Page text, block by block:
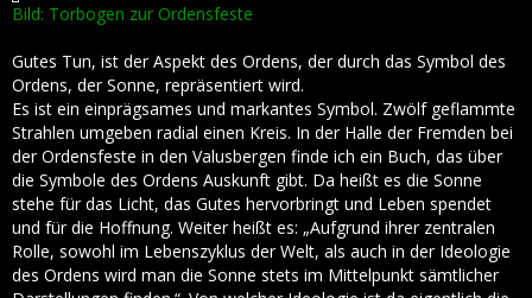
Bild: Torbogen zur Ordensfeste
Gutes Tun, ist der Aspekt des Ordens, der durch das Symbol des
Ordens, der Sonne, repräsentiert wird.
Es ist ein einprägsames und markantes Symbol. Zwölf geflammte
Strahlen umgeben radial einen Kreis. In der Halle der Fremden bei
der Ordensfeste in den Valusbergen finde ich ein Buch, das über
die Symbole des Ordens Auskunft gibt. Da heißt es die Sonne
stehe für das Licht, das Gutes hervorbringt und Leben spendet
und für die Hoffnung. Weiter heißt es: „Aufgrund ihrer zentralen
Rolle, sowohl im Lebenszyklus der Welt, als auch in der Ideologie
des Ordens wird man die Sonne stets im Mittelpunkt sämtlicher